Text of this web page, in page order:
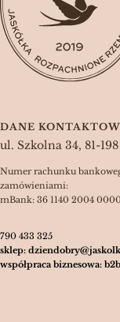
DANE
ul. Szkolna 34, 81-
Numer rachunku
zamówieniami:
mBank: 36 1140 2004
790 433 325
sklep:
współpraca biznesowa: